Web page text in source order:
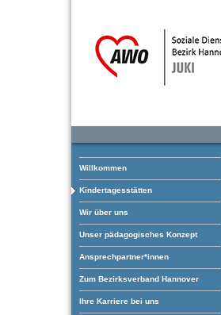
Willkommen
Kindertagesstätten
Wir über uns
Unser pädagogisches Konzept
Ansprechpartner*innen
Zum Bezirksverband Hannover
Ihre Karriere bei uns